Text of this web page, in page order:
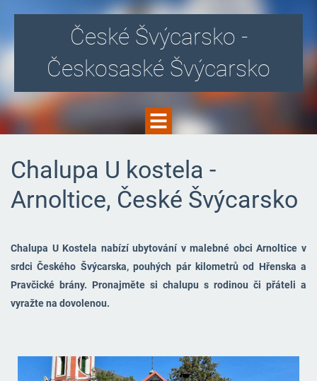
České Švýcarsko -
Českosaské Švýcarsko
Chalupa U kostela -
Arnoltice, České Švýcarsko
Chalupa U Kostela nabízí ubytování v malebné obci Arnoltice v
srdci Českého Švýcarska, pouhých pár kilometrů od Hřenska a
Pravčické brány. Pronajměte si chalupu s rodinou či přáteli a
vyražte na dovolenou.